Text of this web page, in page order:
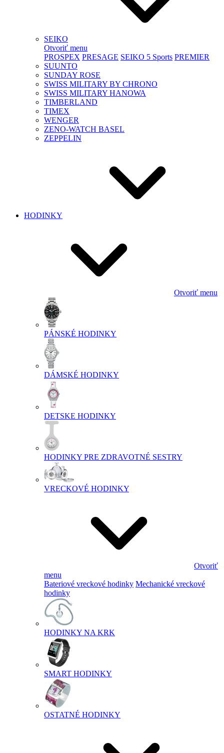
SEIKO
Otvoriť menu
PROSPEX PRESAGE SEIKO 5 Sports PREMIER
SUUNTO
SUNDAY ROSE
SWISS MILITARY BY CHRONO
SWISS MILITARY HANOWA
TIMBERLAND
TIMEX
WENGER
ZENO-WATCH BASEL
ZEPPELIN
HODINKY
Otvoriť menu
PÁNSKÉ HODINKY
DÁMSKÉ HODINKY
DETSKE HODINKY
HODINKY PRE ZDRAVOTNÉ SESTRY
VRECKOVÉ HODINKY
Otvoriť
menu
Bateriové vreckové hodinky Mechanické vreckové
hodinky
HODINKY NA KRK
SMART HODINKY
OSTATNÉ HODINKY